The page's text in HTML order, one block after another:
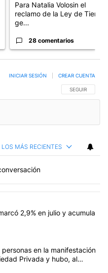
Para Natalia Volosin el
reclamo de la Ley de Tierras
ge...
28 comentarios
SIGA ESTA
SEGUIR
INICIAR SESIÓN CREAR CUENTA
LOS MÁS RECIENTES
más comentarios en los
"La inflación en CABA
2,9% en julio y acumula
"La policía arrestó a 12
en la manifestación
Privada y hubo, al